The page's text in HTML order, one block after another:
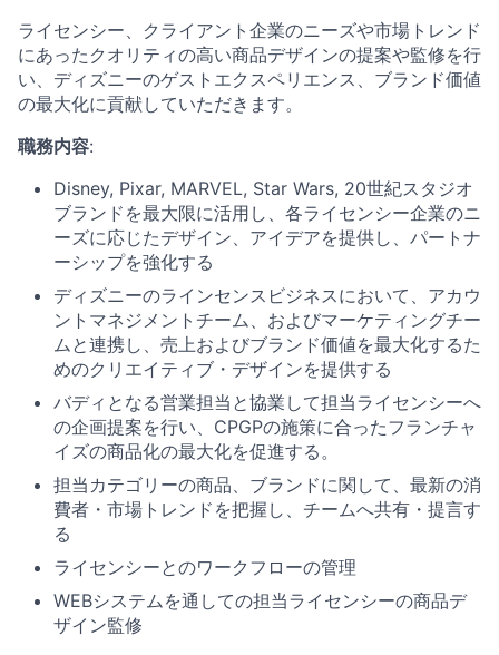
ライセンシー、クライアント企業のニーズや市場トレンド
にあったクオリティの高い商品デザインの提案や監修を行
い、ディズニーのゲストエクスペリエンス、ブランド価値
の最大化に貢献していただきます。
職務内容:
Disney, Pixar, MARVEL, Star Wars, 20世紀スタジオ
ブランドを最大限に活用し、各ライセンシー企業のニ
ーズに応じたデザイン、アイデアを提供し、パートナ
ーシップを強化する
ディズニーのラインセンスビジネスにおいて、アカウ
ントマネジメントチーム、およびマーケティングチー
ムと連携し、売上およびブランド価値を最大化するた
めのクリエイティブ・デザインを提供する
バディとなる営業担当と協業して担当ライセンシーへ
の企画提案を行い、CPGPの施策に合ったフランチャ
イズの商品化の最大化を促進する。
担当カテゴリーの商品、ブランドに関して、最新の消
費者・市場トレンドを把握し、チームへ共有・提言す
る
ライセンシーとのワークフローの管理
WEBシステムを通しての担当ライセンシーの商品デ
ザイン監修